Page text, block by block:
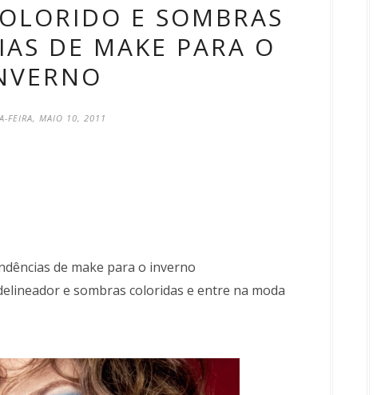
E SOMBRAS
DE MAKE PARA O
FEIRA, MAIO 10, 2011
de make para o inverno
e sombras coloridas e entre na moda